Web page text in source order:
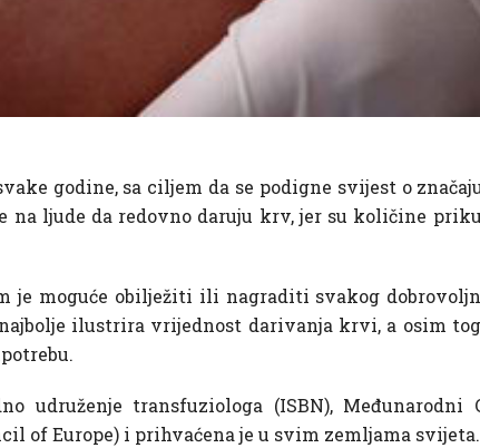
godine, sa ciljem da se podigne svijest o
na ljude da redovno daruju krv, jer su količine
je moguće obilježiti ili nagraditi svakog
ilustrira vrijednost darivanja krvi, a osim
udruženje transfuziologa (ISBN), Međunarodni
of Europe) i prihvaćena je u svim zemljama svijeta.